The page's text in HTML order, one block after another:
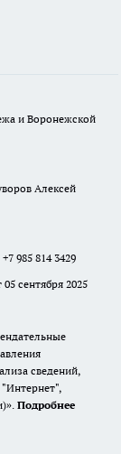
и Воронежской
Алексей
985 814 3429
сентября 2025
сведений,
Подробнее